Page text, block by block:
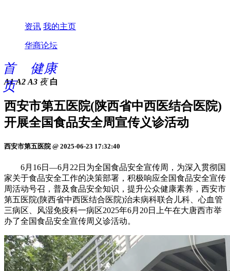
资讯 我的主页
华商论坛
首
页
健康
A1 A2 A3 夜 白
西安市第五医院(陕西省中西医结合医院)
开展全国食品安全周宣传义诊活动
西安市第五医院 @ 2025-06-23 17:32:40
6月16日—6月22日为全国食品安全宣传周，为深入贯彻国
家关于食品安全工作的决策部署，积极响应全国食品安全宣传
周活动号召，普及食品安全知识，提升公众健康素养，西安市
第五医院(陕西省中西医结合医院)治未病科联合儿科、心血管
三病区、风湿免疫科一病区2025年6月20日上午在大唐西市举
办了全国食品安全宣传周义诊活动。